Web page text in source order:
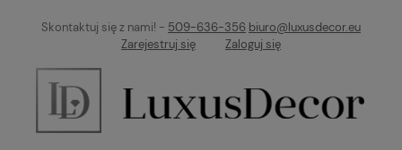
Skontaktuj się z nami! - 509-636-356 biuro@luxusdecor.eu
Zarejestruj się
Zaloguj się